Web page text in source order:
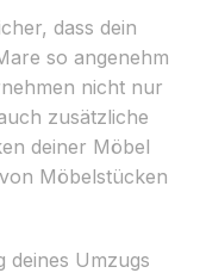
dass dein
so angenehm
nicht nur
zusätzliche
deiner Möbel
Möbelstücken
deines Umzugs